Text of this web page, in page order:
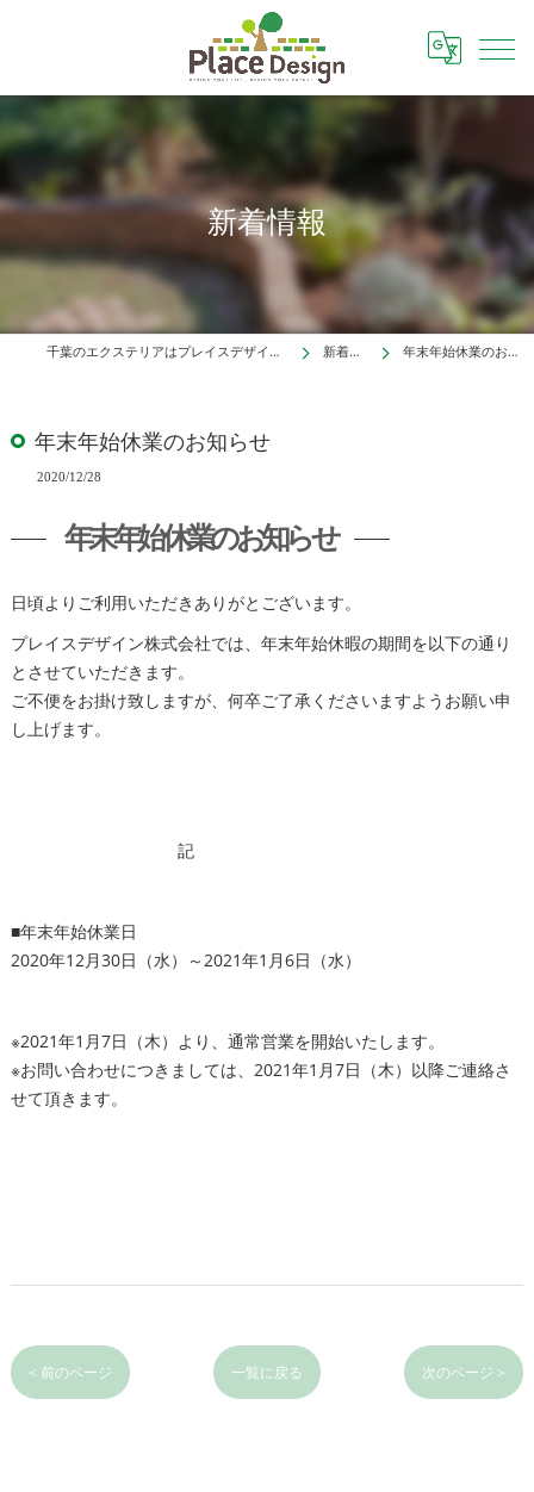
新着情報
千葉のエクステリアはプレイスデザイン株式会社 新着情報 年末年始休業のお知らせ
年末年始休業のお知らせ
2020/12/28
年末年始休業のお知らせ
日頃よりご利用いただきありがとございます。
プレイスデザイン株式会社では、年末年始休暇の期間を以下の通り
とさせていただきます。
ご不便をお掛け致しますが、何卒ご了承くださいますようお願い申
し上げます。
記
■年末年始休業日
2020年12月30日（水）～2021年1月6日（水）
※2021年1月7日（木）より、通常営業を開始いたします。
※お問い合わせにつきましては、2021年1月7日（木）以降ご連絡さ
せて頂きます。
< 前のページ 一覧に戻る 次のページ >